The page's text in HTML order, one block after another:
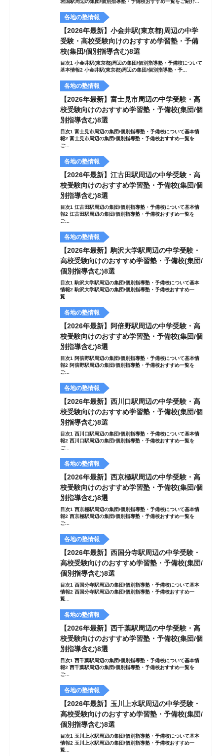
岩国駅周辺の集団/個別指導塾・予備校おすすめ一覧をご紹介...
各地の塾情報
【2026年最新】小金井駅(東京都)周辺の中学
受験・高校受験向けのおすすめ学習塾・予備
校(集団/個別指導含む)8選
目次1 小金井駅(東京都)周辺の集団/個別指導塾・予備校について
基本情報2 小金井駅(東京都)周辺の集団/個別指導塾・予...
各地の塾情報
【2026年最新】富士見市周辺の中学受験・高
校受験向けのおすすめ学習塾・予備校(集団/個
別指導含む)8選
目次1 富士見市周辺の集団/個別指導塾・予備校について基本情
報2 富士見市周辺の集団/個別指導塾・予備校おすすめ一覧を
ご...
各地の塾情報
【2026年最新】江古田駅周辺の中学受験・高
校受験向けのおすすめ学習塾・予備校(集団/個
別指導含む)8選
目次1 江古田駅周辺の集団/個別指導塾・予備校について基本情
報2 江古田駅周辺の集団/個別指導塾・予備校おすすめ一覧を
ご...
各地の塾情報
【2026年最新】駒沢大学駅周辺の中学受験・
高校受験向けのおすすめ学習塾・予備校(集団/
個別指導含む)8選
目次1 駒沢大学駅周辺の集団/個別指導塾・予備校について基本
情報2 駒沢大学駅周辺の集団/個別指導塾・予備校おすすめ一
覧...
各地の塾情報
【2026年最新】阿倍野駅周辺の中学受験・高
校受験向けのおすすめ学習塾・予備校(集団/個
別指導含む)8選
目次1 阿倍野駅周辺の集団/個別指導塾・予備校について基本情
報2 阿倍野駅周辺の集団/個別指導塾・予備校おすすめ一覧を
ご...
各地の塾情報
【2026年最新】西川口駅周辺の中学受験・高
校受験向けのおすすめ学習塾・予備校(集団/個
別指導含む)8選
目次1 西川口駅周辺の集団/個別指導塾・予備校について基本情
報2 西川口駅周辺の集団/個別指導塾・予備校おすすめ一覧を
ご...
各地の塾情報
【2026年最新】西京極駅周辺の中学受験・高
校受験向けのおすすめ学習塾・予備校(集団/個
別指導含む)8選
目次1 西京極駅周辺の集団/個別指導塾・予備校について基本情
報2 西京極駅周辺の集団/個別指導塾・予備校おすすめ一覧を
ご...
各地の塾情報
【2026年最新】西国分寺駅周辺の中学受験・
高校受験向けのおすすめ学習塾・予備校(集団/
個別指導含む)8選
目次1 西国分寺駅周辺の集団/個別指導塾・予備校について基本
情報2 西国分寺駅周辺の集団/個別指導塾・予備校おすすめ一
覧...
各地の塾情報
【2026年最新】西千葉駅周辺の中学受験・高
校受験向けのおすすめ学習塾・予備校(集団/個
別指導含む)8選
目次1 西千葉駅周辺の集団/個別指導塾・予備校について基本情
報2 西千葉駅周辺の集団/個別指導塾・予備校おすすめ一覧を
ご...
各地の塾情報
【2026年最新】玉川上水駅周辺の中学受験・
高校受験向けのおすすめ学習塾・予備校(集団/
個別指導含む)8選
目次1 玉川上水駅周辺の集団/個別指導塾・予備校について基本
情報2 玉川上水駅周辺の集団/個別指導塾・予備校おすすめ一
覧...